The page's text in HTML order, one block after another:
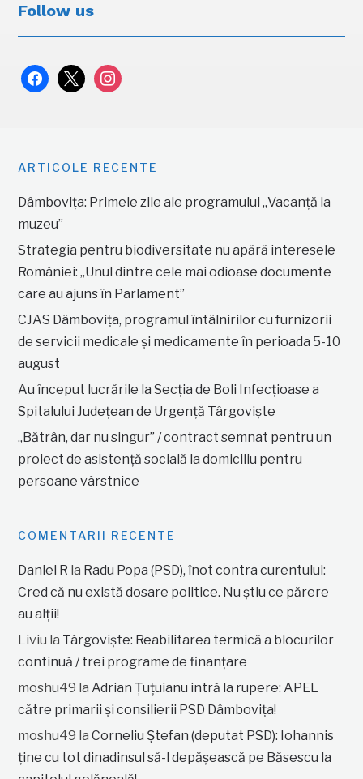
Follow us
facebook
x instagram
ARTICOLE RECENTE
Dâmbovița: Primele zile ale programului „Vacanță la
muzeu”
Strategia pentru biodiversitate nu apără interesele
României: „Unul dintre cele mai odioase documente
care au ajuns în Parlament”
CJAS Dâmbovița, programul întâlnirilor cu furnizorii
de servicii medicale și medicamente în perioada 5-10
august
Au început lucrările la Secția de Boli Infecțioase a
Spitalului Județean de Urgență Târgoviște
„Bătrân, dar nu singur” / contract semnat pentru un
proiect de asistență socială la domiciliu pentru
persoane vârstnice
COMENTARII RECENTE
Daniel R la Radu Popa (PSD), înot contra curentului:
Cred că nu există dosare politice. Nu știu ce părere
au alții!
Liviu la Târgoviște: Reabilitarea termică a blocurilor
continuă / trei programe de finanțare
moshu49 laAdrian Țuțuianu intră la rupere: APEL
către primarii și consilierii PSD Dâmbovița!
moshu49 laCorneliu Ștefan (deputat PSD): Iohannis
ține cu tot dinadinsul să-l depășească pe Băsescu la